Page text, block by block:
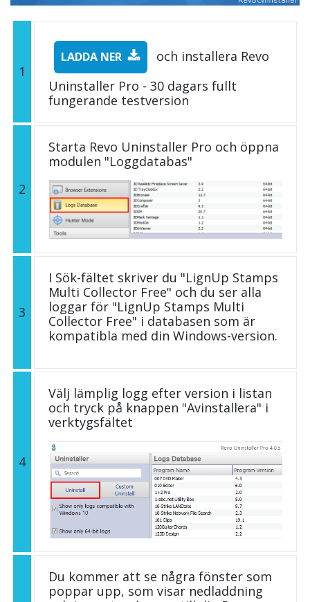
1
LADDA NER
och installera Revo
Uninstaller Pro - 30 dagars fullt
fungerande testversion
2
Starta Revo Uninstaller Pro och öppna
modulen "Loggdatabas"
3
I Sök-fältet skriver du "LignUp Stamps
Multi Collector Free" och du ser alla
loggar för "LignUp Stamps Multi
Collector Free" i databasen som är
kompatibla med din Windows-version.
4
Välj lämplig logg efter version i listan
och tryck på knappen "Avinstallera" i
verktygsfältet
Du kommer att se några fönster som
poppar upp, som visar nedladdning